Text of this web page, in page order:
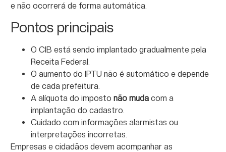
e não ocorrerá de forma automática.
Pontos principais
O CIB está sendo implantado gradualmente pela
Receita Federal.
O aumento do IPTU não é automático e depende
de cada prefeitura.
A alíquota do imposto não muda com a
implantação do cadastro.
Cuidado com informações alarmistas ou
interpretações incorretas.
Empresas e cidadãos devem acompanhar as